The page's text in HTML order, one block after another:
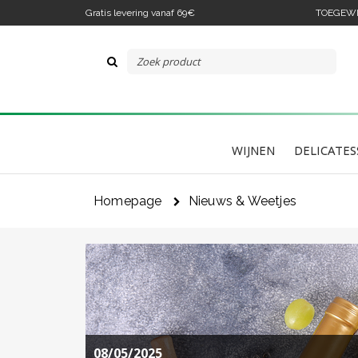
Gratis levering vanaf 69€
WIJNEN
Homepage Nieuws & Weetjes
08/05/2025